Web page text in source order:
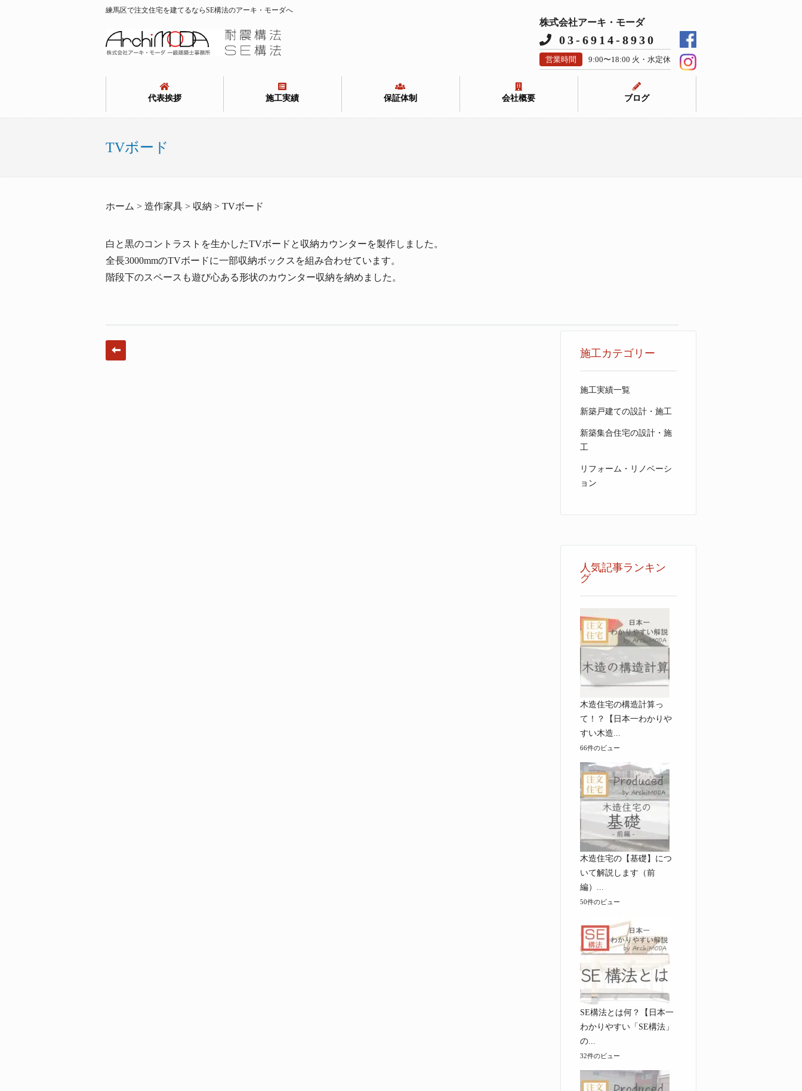
練馬区で注文住宅を建てるならSE構法のアーキ・モーダへ
株式会社アーキ・モーダ
03-6914-8930
営業時間 9:00〜18:00 火・水定休
代表挨拶 施工実績 保証体制 会社概要 ブログ
TVボード
ホーム > 造作家具 > 収納 > TVボード
白と黒のコントラストを生かしたTVボードと収納カウンターを製作しました。
全長3000mmのTVボードに一部収納ボックスを組み合わせています。
階段下のスペースも遊び心ある形状のカウンター収納を納めました。
Post navigation 施工カテゴリー
施工実績一覧
新築戸建ての設計・施工
新築集合住宅の設計・施
工
リフォーム・リノベーシ
ョン
人気記事ランキン
グ
木造住宅の構造計算っ
て！？【日本一わかりや
すい木造...
66件のビュー
木造住宅の【基礎】につ
いて解説します（前
編）...
50件のビュー
SE構法とは何？【日本一
わかりやすい「SE構法」
の...
32件のビュー